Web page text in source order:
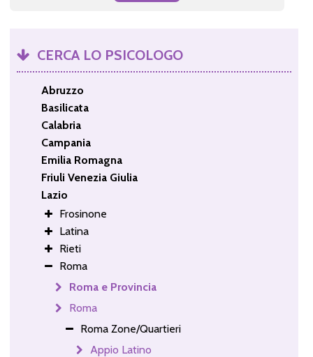
CERCA LO PSICOLOGO
Abruzzo
Basilicata
Calabria
Campania
Emilia Romagna
Friuli Venezia Giulia
Lazio
Frosinone
Latina
Rieti
Roma
Roma e Provincia
Roma
Roma Zone/Quartieri
Appio Latino